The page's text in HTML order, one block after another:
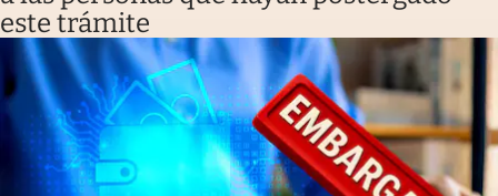
este trámite